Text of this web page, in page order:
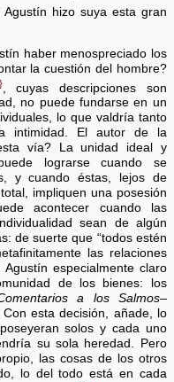
Agustín hizo suya esta gran
haber menospreciado los
la cuestión del hombre?
, cuyas descripciones son
no puede fundarse en un
lo que valdría tanto
intimidad. El autor de la
vía? La unidad ideal y
lograrse cuando se
y cuando éstas, lejos de
impliquen una posesión
acontecer cuando las
sean de algún
de suerte que “todos estén
las relaciones
especialmente claro
de los bienes: los
a los Salmos–
esta decisión, añade, lo
solos y cada uno
su sola heredad. Pero
las cosas de los otros
lo del todo está en cada